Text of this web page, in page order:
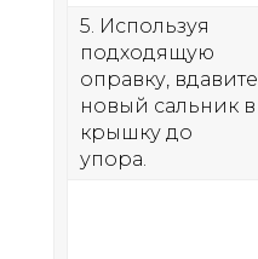
5. Используя
подходящую
оправку, вдавите
новый сальник в
крышку до
упора.